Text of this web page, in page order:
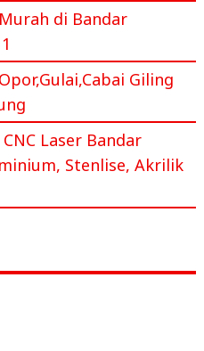
di Bandar
Giling
Laser Bandar
Stenlise, Akrilik